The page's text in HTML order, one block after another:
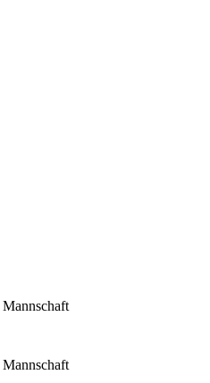
Mannschaft
Mannschaft